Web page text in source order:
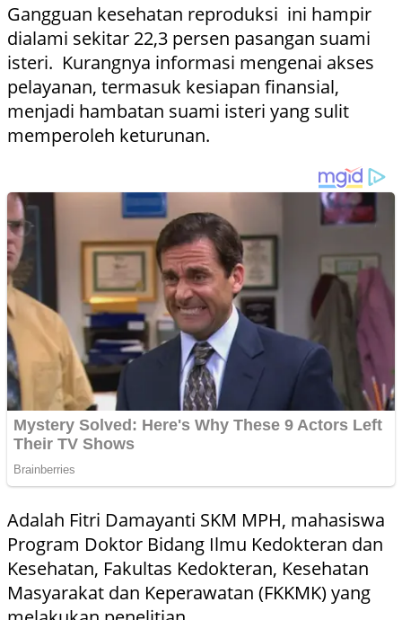
Gangguan kesehatan reproduksi ini hampir
dialami sekitar 22,3 persen pasangan suami
isteri. Kurangnya informasi mengenai akses
pelayanan, termasuk kesiapan finansial,
menjadi hambatan suami isteri yang sulit
memperoleh keturunan.
Adalah Fitri Damayanti SKM MPH, mahasiswa
Program Doktor Bidang Ilmu Kedokteran dan
Kesehatan, Fakultas Kedokteran, Kesehatan
Masyarakat dan Keperawatan (FKKMK) yang